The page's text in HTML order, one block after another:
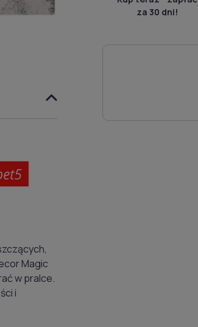
Magic
w pralce.
i
za 30 dni!